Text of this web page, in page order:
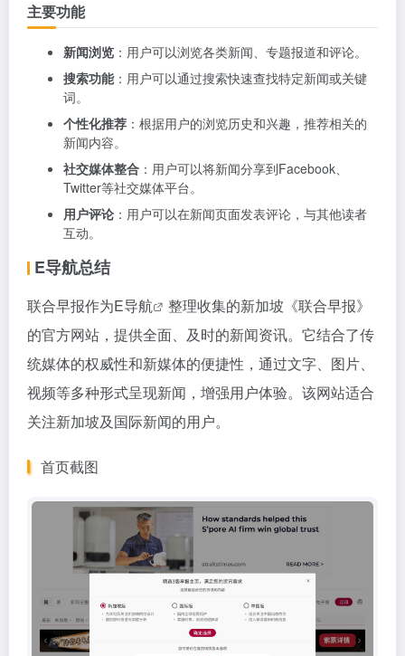
主要功能
新闻浏览 ：用户可以浏览各类新闻、专题报道和评论。
搜索功能：用户可以通过搜索快速查找特定新闻或关键
词。
个性化推荐 ：根据用户的浏览历史和兴趣，推荐相关的
新闻内容。
社交媒体整合 ：用户可以将新闻分享到Facebook、
Twitter等社交媒体平台。
用户评论 ：用户可以在新闻页面发表评论，与其他读者
互动。
E导航总结
联合早报作为E导航
整理收集的新加坡《联合早报》
的官方网站，提供全面、及时的新闻资讯。它结合了传
统媒体的权威性和新媒体的便捷性，通过文字、图片、
视频等多种形式呈现新闻，增强用户体验。该网站适合
关注新加坡及国际新闻的用户。
首页截图